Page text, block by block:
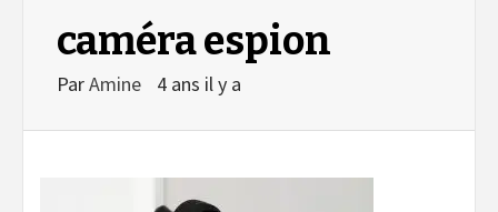
caméra espion
ParAmine 4 ans il y a